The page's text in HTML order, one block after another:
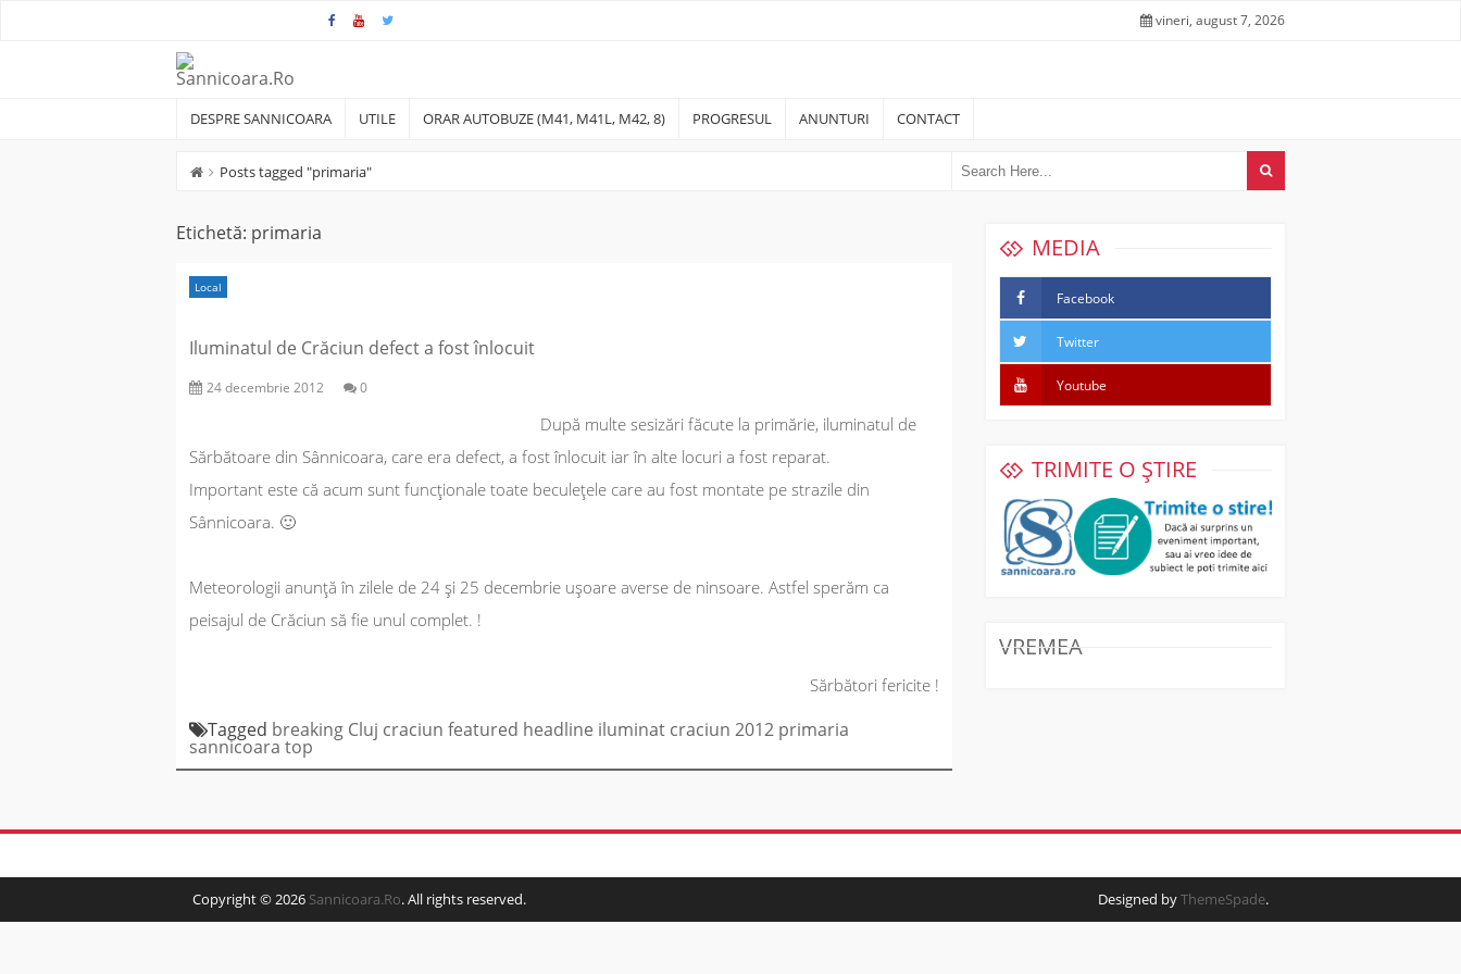
vineri, august 7, 2026
DESPRE SANNICOARA UTILE ORAR AUTOBUZE (M41, M41L, M42, 8) PROGRESUL ANUNTURI CONTACT
Posts tagged "primaria"
Etichetă: primaria
Local
Iluminatul de Crăciun defect a fost înlocuit
24 decembrie 2012 0
După multe sesizări făcute la primărie, iluminatul de
Sărbătoare din Sânnicoara, care era defect, a fost înlocuit iar în alte locuri a fost reparat.
Important este că acum sunt funcționale toate beculețele care au fost montate pe strazile din
Sânnicoara. 🙂
Meteorologii anunță în zilele de 24 și 25 decembrie ușoare averse de ninsoare. Astfel sperăm ca
peisajul de Crăciun să fie unul complet. !
Sărbători fericite !
Tagged breaking Cluj craciun featured headline iluminat craciun 2012 primaria
sannicoara top
MEDIA
Facebook
Twitter
Youtube
TRIMITE O ȘTIRE
VREMEA
Copyright © 2026 Sannicoara.Ro. All rights reserved. Designed byThemeSpade.